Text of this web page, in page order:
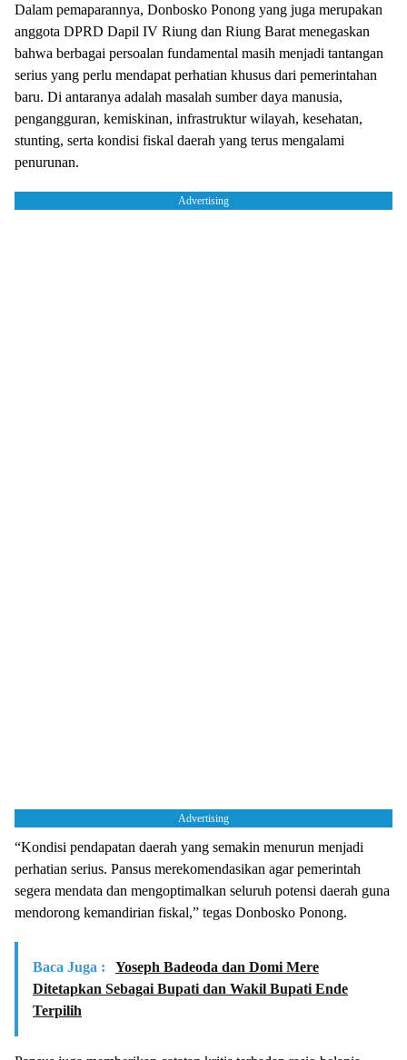
Dalam pemaparannya, Donbosko Ponong yang juga merupakan
anggota DPRD Dapil IV Riung dan Riung Barat menegaskan
bahwa berbagai persoalan fundamental masih menjadi tantangan
serius yang perlu mendapat perhatian khusus dari pemerintahan
baru. Di antaranya adalah masalah sumber daya manusia,
pengangguran, kemiskinan, infrastruktur wilayah, kesehatan,
stunting, serta kondisi fiskal daerah yang terus mengalami
penurunan.
Advertising
Advertising
“Kondisi pendapatan daerah yang semakin menurun menjadi
perhatian serius. Pansus merekomendasikan agar pemerintah
segera mendata dan mengoptimalkan seluruh potensi daerah guna
mendorong kemandirian fiskal,” tegas Donbosko Ponong.
Baca Juga :
Yoseph Badeoda dan Domi Mere
Ditetapkan Sebagai Bupati dan Wakil Bupati Ende
Terpilih